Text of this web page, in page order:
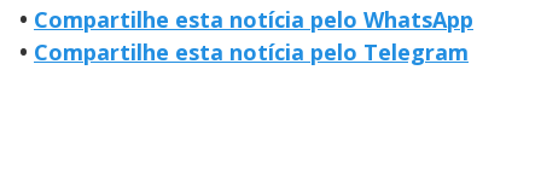
• Compartilhe esta notícia pelo WhatsApp
• Compartilhe esta notícia pelo Telegram